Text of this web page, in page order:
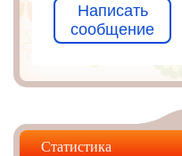
Написать
сообщение
Статистика